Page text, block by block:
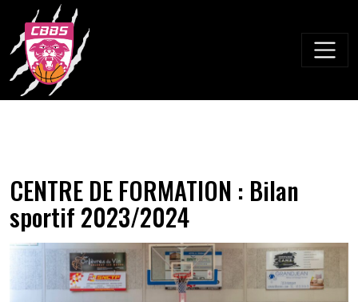
content
CENTRE DE FORMATION : Bilan
sportif 2023/2024